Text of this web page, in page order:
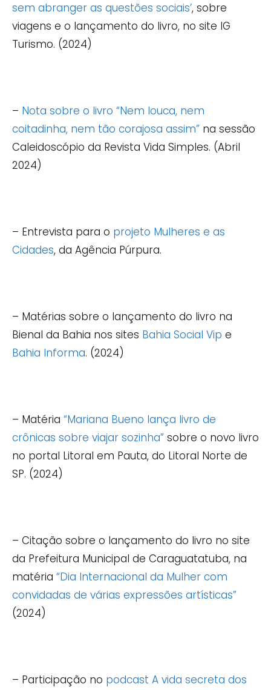
sem abranger as questões sociais’, sobre
viagens e o lançamento do livro, no site IG
Turismo. (2024)
– Nota sobre o livro “Nem louca, nem
coitadinha, nem tão corajosa assim” na sessão
Caleidoscópio da Revista Vida Simples. (Abril
2024)
– Entrevista para o projeto Mulheres e as
Cidades, da Agência Púrpura.
– Matérias sobre o lançamento do livro na
Bienal da Bahia nos sites Bahia Social Vip e
Bahia Informa. (2024)
– Matéria “Mariana Bueno lança livro de
crônicas sobre viajar sozinha” sobre o novo livro
no portal Litoral em Pauta, do Litoral Norte de
SP. (2024)
– Citação sobre o lançamento do livro no site
da Prefeitura Municipal de Caraguatatuba, na
matéria “Dia Internacional da Mulher com
convidadas de várias expressões artísticas”
(2024)
– Participação no podcast A vida secreta dos